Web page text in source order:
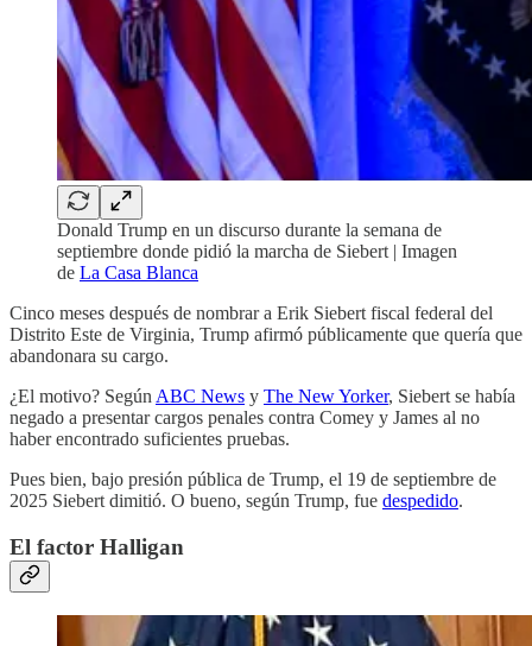
Donald Trump en un discurso durante la semana de
septiembre donde pidió la marcha de Siebert | Imagen
de La Casa Blanca
Cinco meses después de nombrar a Erik Siebert fiscal federal del
Distrito Este de Virginia, Trump afirmó públicamente que quería que
abandonara su cargo.
¿El motivo? SegúnABC News y The New Yorker, Siebert se había
negado a presentar cargos penales contra Comey y James al no
haber encontrado suficientes pruebas.
Pues bien, bajo presión pública de Trump, el 19 de septiembre de
2025 Siebert dimitió. O bueno, según Trump, fue despedido.
El factor Halligan